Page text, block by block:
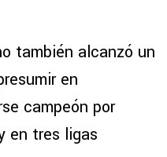
también alcanzó un
en
campeón por
en tres ligas